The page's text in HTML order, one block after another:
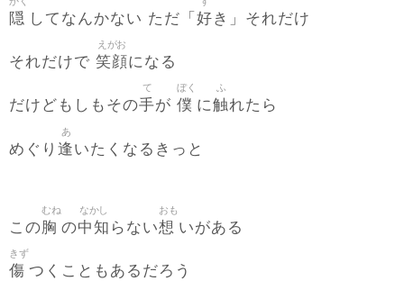
隠 してなんかない ただ「 好き」それだけ
それだけで 笑顔
えがお
になる
だけどもしもその手
て
が 僕
ぼく
に触
ふ
れたら
めぐり 逢
あ
いたくなるきっと
この胸
むね
の中知
なかし
らない想
おも
いがある
傷
きず
つくこともあるだろう